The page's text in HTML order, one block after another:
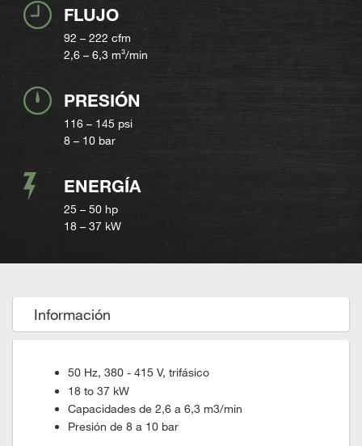
FLUJO
92 – 222 cfm
2,6 – 6,3 m³/min
PRESIÓN
116 – 145 psi
8 – 10 bar
ENERGÍA
25 – 50 hp
18 – 37 kW
Información
50 Hz, 380 - 415 V, trifásico
18 to 37 kW
Capacidades de 2,6 a 6,3 m3/min
Presión de 8 a 10 bar